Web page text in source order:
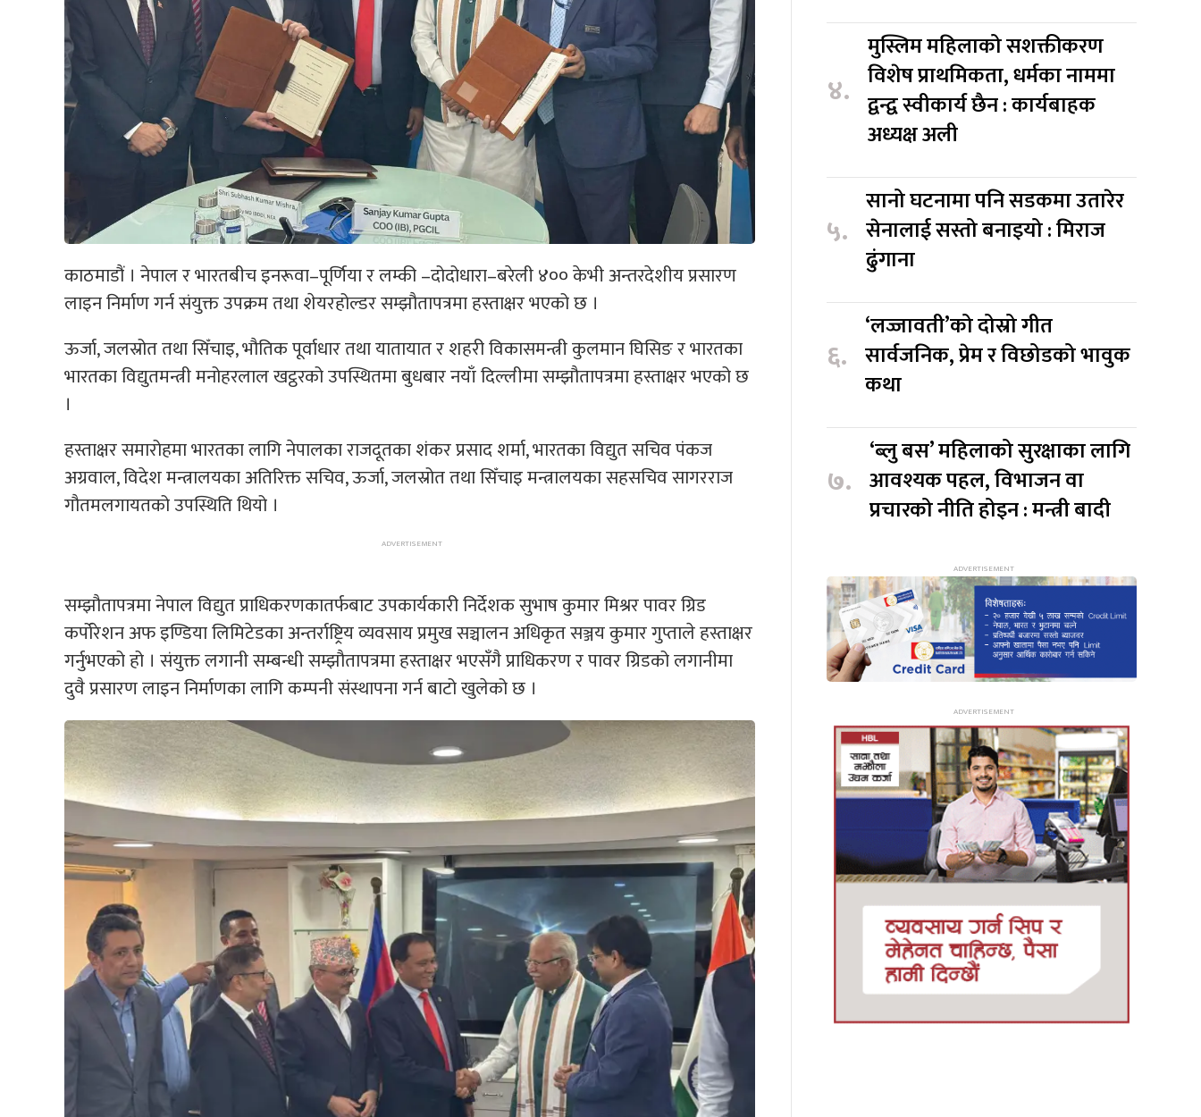
काठमाडौं । नेपाल र भारतबीच इनरूवा–पूर्णिया र लम्की –दोदोधारा–बरेली ४०० केभी अन्तरदेशीय प्रसारण
लाइन निर्माण गर्न संयुक्त उपक्रम तथा शेयरहोल्डर सम्झौतापत्रमा हस्ताक्षर भएको छ ।
ऊर्जा, जलस्रोत तथा सिँचाइ, भौतिक पूर्वाधार तथा यातायात र शहरी विकासमन्त्री कुलमान घिसिङ र भारतका
भारतका विद्युतमन्त्री मनोहरलाल खट्ठरको उपस्थितमा बुधबार नयाँ दिल्लीमा सम्झौतापत्रमा हस्ताक्षर भएको छ
।
हस्ताक्षर समारोहमा भारतका लागि नेपालका राजदूतका शंकर प्रसाद शर्मा, भारतका विद्युत सचिव पंकज
अग्रवाल, विदेश मन्त्रालयका अतिरिक्त सचिव, ऊर्जा, जलस्रोत तथा सिँचाइ मन्त्रालयका सहसचिव सागरराज
गौतमलगायतको उपस्थिति थियो ।
सम्झौतापत्रमा नेपाल विद्युत प्राधिकरणकातर्फबाट उपकार्यकारी निर्देशक सुभाष कुमार मिश्रर पावर ग्रिड
कर्पोरेशन अफ इण्डिया लिमिटेडका अन्तर्राष्ट्रिय व्यवसाय प्रमुख सञ्चालन अधिकृत सञ्जय कुमार गुप्ताले हस्ताक्षर
गर्नुभएको हो । संयुक्त लगानी सम्बन्धी सम्झौतापत्रमा हस्ताक्षर भएसँगै प्राधिकरण र पावर ग्रिडको लगानीमा
दुवै प्रसारण लाइन निर्माणका लागि कम्पनी संस्थापना गर्न बाटो खुलेको छ ।
४.
मुस्लिम महिलाको सशक्तीकरण
विशेष प्राथमिकता, धर्मका नाममा
द्वन्द्व स्वीकार्य छैन : कार्यबाहक
अध्यक्ष अली
५.
सानो घटनामा पनि सडकमा उतारेर
सेनालाई सस्तो बनाइयो : मिराज
ढुंगाना
६.
‘लज्जावती’को दोस्रो गीत
सार्वजनिक, प्रेम र विछोडको भावुक
कथा
७.
‘ब्लु बस’ महिलाको सुरक्षाका लागि
आवश्यक पहल, विभाजन वा
प्रचारको नीति होइन : मन्त्री बादी